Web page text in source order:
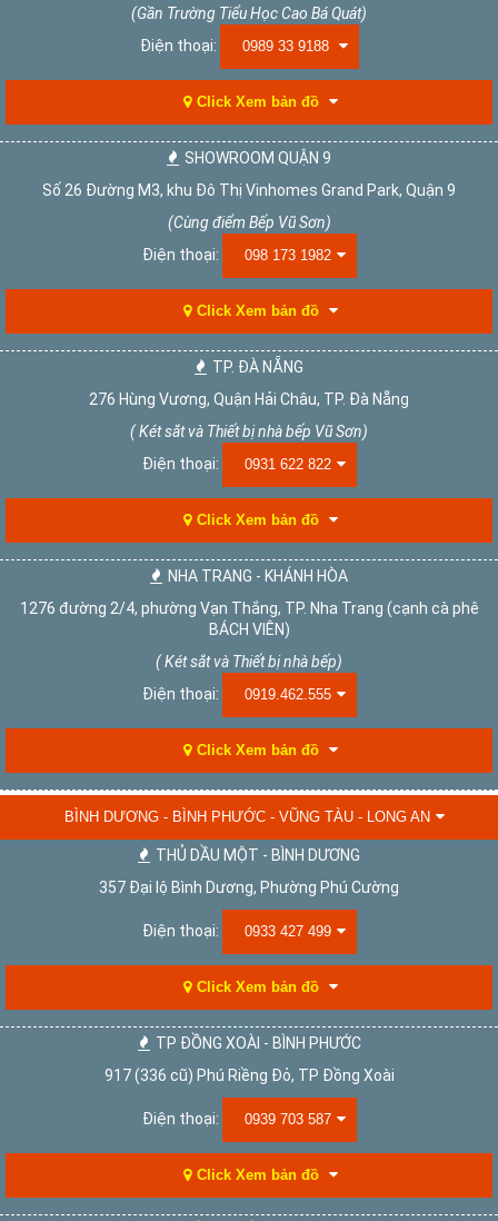
(Gần Trường Tiểu Học Cao Bá Quát)
Điện thoại:
0989 33 9188
Click Xem bản đồ
SHOWROOM QUẬN 9
Số 26 Đường M3, khu Đô Thị Vinhomes Grand Park, Quận 9
(Cùng điểm Bếp Vũ Sơn)
Điện thoại:
098 173 1982
Click Xem bản đồ
TP. ĐÀ NẴNG
276 Hùng Vương, Quận Hải Châu, TP. Đà Nẵng
( Két sắt và Thiết bị nhà bếp Vũ Sơn)
Điện thoại:
0931 622 822
Click Xem bản đồ
NHA TRANG - KHÁNH HÒA
1276 đường 2/4, phường Vạn Thắng, TP. Nha Trang (cạnh cà phê
BÁCH VIÊN)
( Két sắt và Thiết bị nhà bếp)
Điện thoại:
0919.462.555
Click Xem bản đồ
BÌNH DƯƠNG - BÌNH PHƯỚC - VŨNG TÀU - LONG AN
THỦ DẦU MỘT - BÌNH DƯƠNG
357 Đại lộ Bình Dương, Phường Phú Cường
Điện thoại: 0933 427 499
Click Xem bản đồ
TP ĐỒNG XOÀI - BÌNH PHƯỚC
917 (336 cũ) Phú Riềng Đỏ, TP Đồng Xoài
Điện thoại: 0939 703 587
Click Xem bản đồ